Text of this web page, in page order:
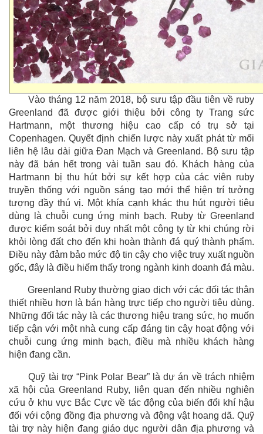
Vào tháng 12 năm 2018, bộ sưu tập đầu tiên về ruby
Greenland đã được giới thiệu bởi công ty Trang sức
Hartmann, một thương hiệu cao cấp có trụ sở tại
Copenhagen. Quyết định chiến lược này xuất phát từ mối
liên hệ lâu dài giữa Đan Mạch và Greenland. Bộ sưu tập
này đã bán hết trong vài tuần sau đó. Khách hàng của
Hartmann bị thu hút bởi sự kết hợp của các viên ruby
truyền thống với nguồn sáng tạo mới thể hiện trí tưởng
tượng đầy thú vị. Một khía cạnh khác thu hút người tiêu
dùng là chuỗi cung ứng minh bạch. Ruby từ Greenland
được kiểm soát bởi duy nhất một công ty từ khi chúng rời
khỏi lòng đất cho đến khi hoàn thành đá quý thành phẩm.
Điều này đảm bảo mức độ tin cậy cho việc truy xuất nguồn
gốc, đây là điều hiếm thấy trong ngành kinh doanh đá màu.
Greenland Ruby thường giao dịch với các đối tác thân
thiết nhiều hơn là bán hàng trực tiếp cho người tiêu dùng.
Những đối tác này là các thương hiệu trang sức, họ muốn
tiếp cận với một nhà cung cấp đáng tin cậy hoạt động với
chuỗi cung ứng minh bạch, điều mà nhiều khách hàng
hiện đang cần.
Quỹ tài trợ “Pink Polar Bear” là dự án về trách nhiệm
xã hội của Greenland Ruby, liên quan đến nhiều nghiên
cứu ở khu vực Bắc Cực về tác động của biến đổi khí hậu
đối với cộng đồng địa phương và động vật hoang dã. Quỹ
tài trợ này hiện đang giáo dục người dân địa phương và